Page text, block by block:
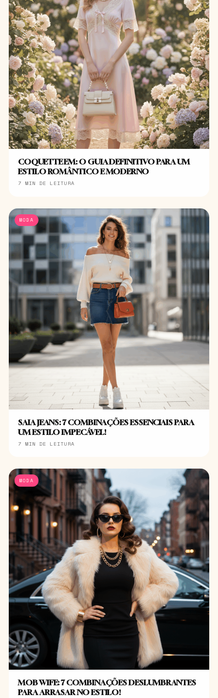
COQUETTE EM: O GUIA DEFINITIVO PARA UM
ESTILO ROMÂNTICO E MODERNO
7 MIN DE LEITURA
MODA
SAIA JEANS: 7 COMBINAÇÕES ESSENCIAIS PARA
UM ESTILO IMPECÁVEL!
7 MIN DE LEITURA
MODA
MOB WIFE: 7 COMBINAÇÕES DESLUMBRANTES
PARA ARRASAR NO ESTILO!